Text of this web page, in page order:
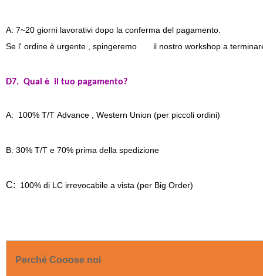
A: 7~20 giorni lavorativi dopo la conferma del pagamento.
Se l' ordine è urgente , spingeremo il nostro workshop a
D7. Qual è il tuo pagamento?
A: 100% T/T Advance , Western Union (per piccoli ordini)
B: 30% T/T e 70% prima della spedizione
C: 100% di LC irrevocabile a vista (per Big Order)
Perché Cooose noi